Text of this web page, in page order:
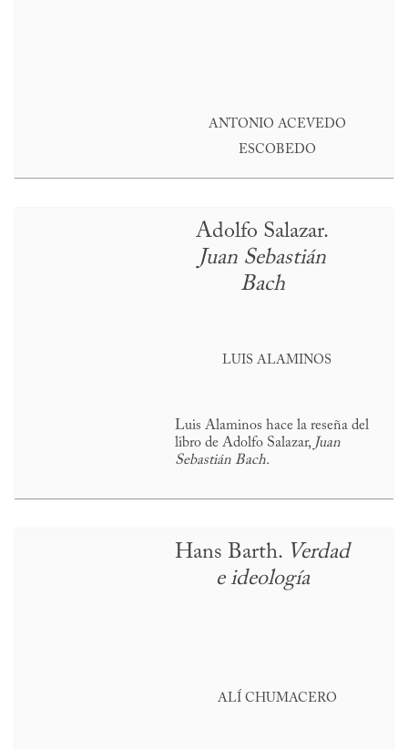
ANTONIO ACEVEDO
ESCOBEDO
Adolfo Salazar.
Juan Sebastián
Bach
LUIS ALAMINOS
Luis Alaminos hace la reseña del
libro de Adolfo Salazar, Juan
Sebastián Bach.
Hans Barth. Verdad
e ideología
ALÍ CHUMACERO